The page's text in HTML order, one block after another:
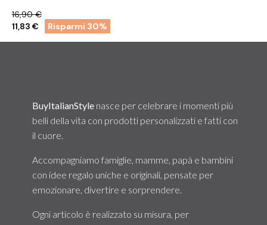
16,90 €
11,83 €
Risparmi 30%
BuyItalianStyle nasce per celebrare i momenti più
belli della vita con prodotti personalizzati e fatti con
il cuore.
Accompagniamo famiglie, mamme, papà e bambini
con idee regalo uniche e originali, pensate per
emozionare, divertire e sorprendere.
Ogni articolo è realizzato su misura, per